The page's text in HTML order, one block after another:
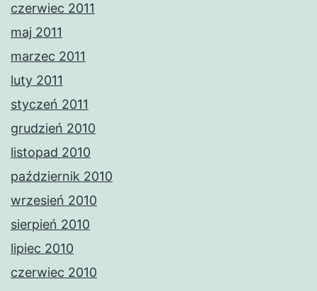
czerwiec 2011
maj 2011
marzec 2011
luty 2011
styczeń 2011
grudzień 2010
listopad 2010
październik 2010
wrzesień 2010
sierpień 2010
lipiec 2010
czerwiec 2010